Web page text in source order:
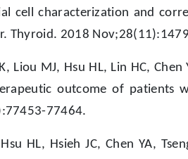
cell characterization and
Thyroid. 2018
Liou MJ, Hsu HL, Lin HC,
outcome of patients
77464.
HL, Hsieh JC, Chen YA,